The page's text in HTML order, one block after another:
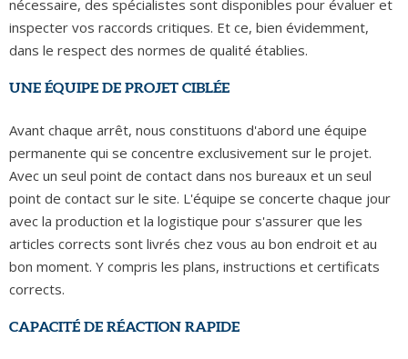
nécessaire, des spécialistes sont disponibles pour évaluer et
inspecter vos raccords critiques. Et ce, bien évidemment,
dans le respect des normes de qualité établies.
UNE ÉQUIPE DE PROJET CIBLÉE
Avant chaque arrêt, nous constituons d'abord une équipe
permanente qui se concentre exclusivement sur le projet.
Avec un seul point de contact dans nos bureaux et un seul
point de contact sur le site. L'équipe se concerte chaque jour
avec la production et la logistique pour s'assurer que les
articles corrects sont livrés chez vous au bon endroit et au
bon moment. Y compris les plans, instructions et certificats
corrects.
CAPACITÉ DE RÉACTION RAPIDE